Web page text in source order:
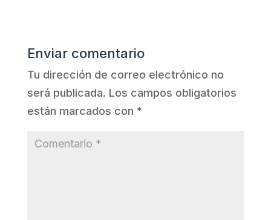
Enviar comentario
Tu dirección de correo electrónico no
será publicada. Los campos obligatorios
están marcados con *